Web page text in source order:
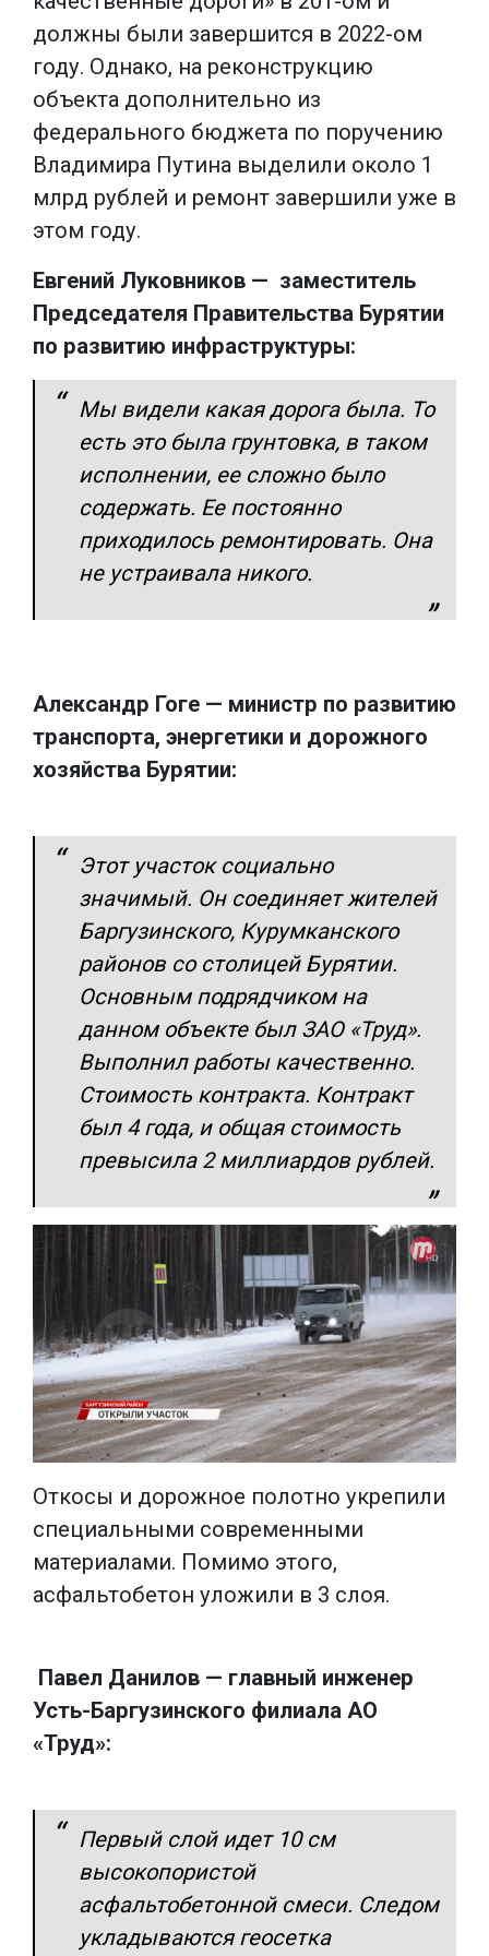
должны были завершится в 2022-ом
году. Однако, на реконструкцию
объекта дополнительно из
федерального бюджета по поручению
Владимира Путина выделили около 1
млрд рублей и ремонт завершили уже в
этом году.
Евгений Луковников — заместитель
Председателя Правительства Бурятии
по развитию инфраструктуры:
Мы видели какая дорога была. То
есть это была грунтовка, в таком
исполнении, ее сложно было
содержать. Ее постоянно
приходилось ремонтировать. Она
не устраивала никого.
Александр Гоге — министр по развитию
транспорта, энергетики и дорожного
хозяйства Бурятии:
Этот участок социально
значимый. Он соединяет жителей
Баргузинского, Курумканского
районов со столицей Бурятии.
Основным подрядчиком на
данном объекте был ЗАО «Труд».
Выполнил работы качественно.
Стоимость контракта. Контракт
был 4 года, и общая стоимость
превысила 2 миллиардов рублей.
Откосы и дорожное полотно укрепили
специальными современными
материалами. Помимо этого,
асфальтобетон уложили в 3 слоя.
Павел Данилов — главный инженер
Усть-Баргузинского филиала АО
«Труд»:
Первый слой идет 10 см
высокопористой
асфальтобетонной смеси. Следом
укладываются геосетка